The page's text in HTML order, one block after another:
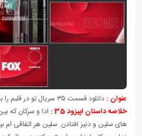
عنوان : دانلود قسمت ٣۵ سریال تو در قلبم را بزن
خلاصه داستان اپیزود 35 :
ادا و سرکان که
های سلین و دنیز افتادن. سلین هر اتفاقی ام